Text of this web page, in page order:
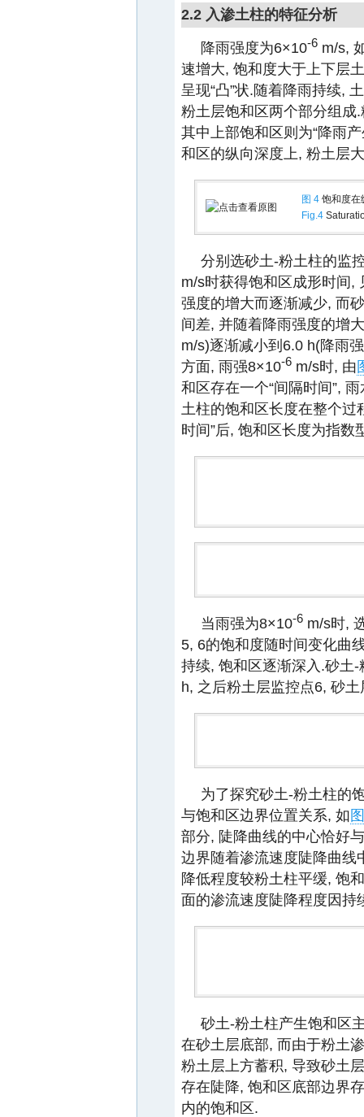
2.2 入渗土柱的特征分析
降雨强度为6×10-6 m/s,
速增大, 饱和度大于上下层
呈现“凸”状.随着降雨持续,
粉土层饱和区两个部分组成
其中上部饱和区则为“降雨
和区的纵向深度上, 粉土层
图 4饱和度在
Fig.4
分别选砂土-粉土柱的监
m/s时获得饱和区成形时间,
强度的增大而逐渐减少, 而
间差, 并随着降雨强度的增
m/s)逐渐减小到6.0 h(降雨
方面, 雨强8×10-6 m/s时, 由
和区存在一个“间隔时间”,
土柱的饱和区长度在整个过
时间”后, 饱和区长度为指数
当雨强为8×10-6 m/s时,
5, 6的饱和度随时间变化曲
持续, 饱和区逐渐深入.砂土
h, 之后粉土层监控点6, 砂
为了探究砂土-粉土柱的
与饱和区边界位置关系, 如
部分, 陡降曲线的中心恰好
边界随着渗流速度陡降曲线
降低程度较粉土柱平缓, 饱
面的渗流速度陡降程度因持
砂土-粉土柱产生饱和区
在砂土层底部, 而由于粉土
粉土层上方蓄积, 导致砂土
存在陡降, 饱和区底部边界
内的饱和区.